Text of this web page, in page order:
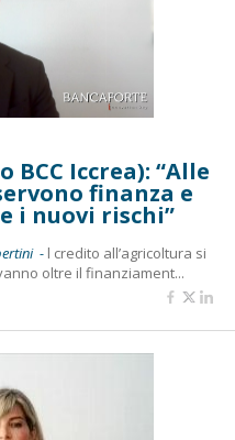
Iccrea): “Alle
finanza e
i nuovi rischi”
- l credito all’agricoltura si
oltre il finanziament...